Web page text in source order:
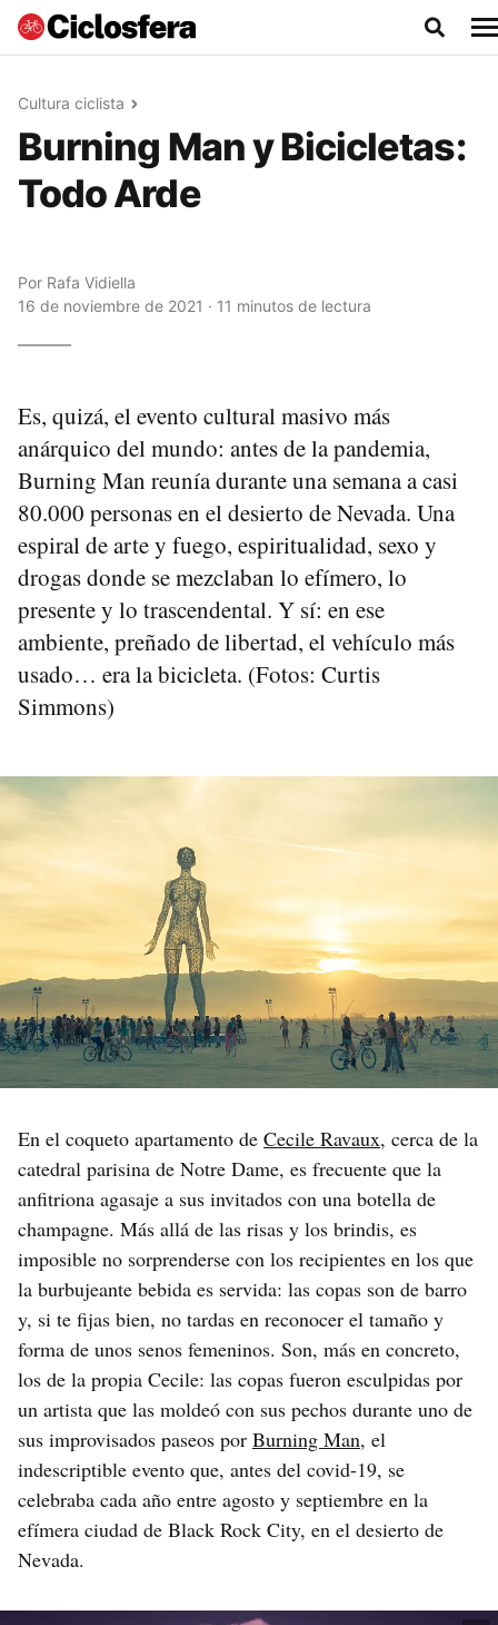
Cultura ciclista
Burning Man y Bicicletas:
Todo Arde
Por Rafa Vidiella
16 de noviembre de 2021 · 11 minutos de lectura
Es, quizá, el evento cultural masivo más
anárquico del mundo: antes de la pandemia,
Burning Man reunía durante una semana a casi
80.000 personas en el desierto de Nevada. Una
espiral de arte y fuego, espiritualidad, sexo y
drogas donde se mezclaban lo efímero, lo
presente y lo trascendental. Y sí: en ese
ambiente, preñado de libertad, el vehículo más
usado… era la bicicleta. (Fotos: Curtis
Simmons)
En el coqueto apartamento de Cecile Ravaux, cerca de la
catedral parisina de Notre Dame, es frecuente que la
anfitriona agasaje a sus invitados con una botella de
champagne. Más allá de las risas y los brindis, es
imposible no sorprenderse con los recipientes en los que
la burbujeante bebida es servida: las copas son de barro
y, si te fijas bien, no tardas en reconocer el tamaño y
forma de unos senos femeninos. Son, más en concreto,
los de la propia Cecile: las copas fueron esculpidas por
un artista que las moldeó con sus pechos durante uno de
sus improvisados paseos por Burning Man, el
indescriptible evento que, antes del covid-19, se
celebraba cada año entre agosto y septiembre en la
efímera ciudad de Black Rock City, en el desierto de
Nevada.